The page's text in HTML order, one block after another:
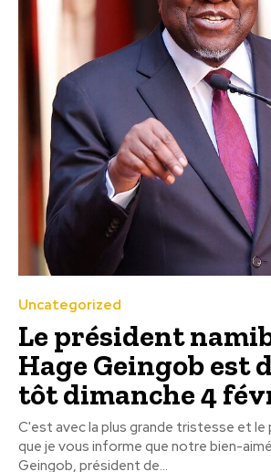
Uncategorized
Le président
Hage Geingob est
tôt dimanche 4
C'est avec la plus grande tristesse et le
que je vous informe que notre bien-aimé
Geingob, président de...